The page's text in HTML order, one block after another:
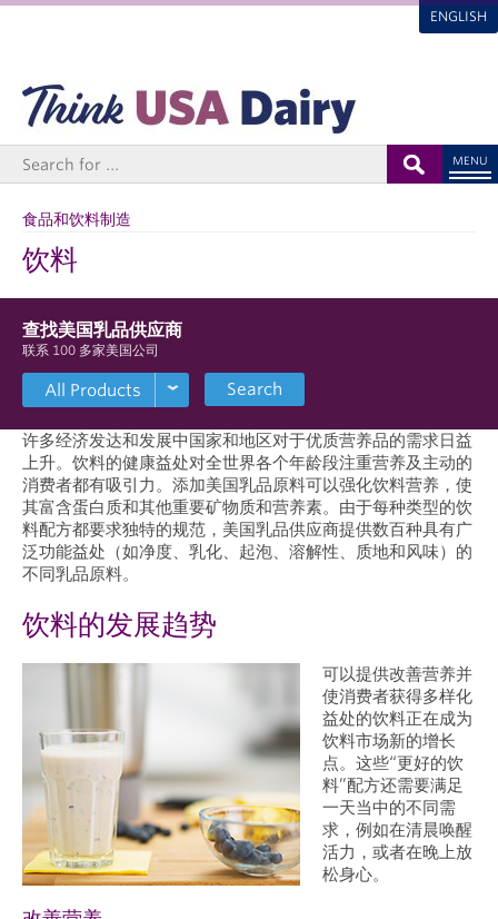
ENGLISH
MENU
食品和饮料制造
饮料
查找美国乳品供应商
联系 100 多家美国公司
Search
许多经济发达和发展中国家和地区对于优质营养品的需求日益
上升。饮料的健康益处对全世界各个年龄段注重营养及主动的
消费者都有吸引力。添加美国乳品原料可以强化饮料营养，使
其富含蛋白质和其他重要矿物质和营养素。由于每种类型的饮
料配方都要求独特的规范，美国乳品供应商提供数百种具有广
泛功能益处（如净度、乳化、起泡、溶解性、质地和风味）的
不同乳品原料。
饮料的发展趋势
可以提供改善营养并
使消费者获得多样化
益处的饮料正在成为
饮料市场新的增长
点。这些“更好的饮
料”配方还需要满足
一天当中的不同需
求，例如在清晨唤醒
活力，或者在晚上放
松身心。